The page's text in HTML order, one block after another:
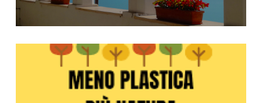
Meno plastica più natura - Clicca per saperne di più